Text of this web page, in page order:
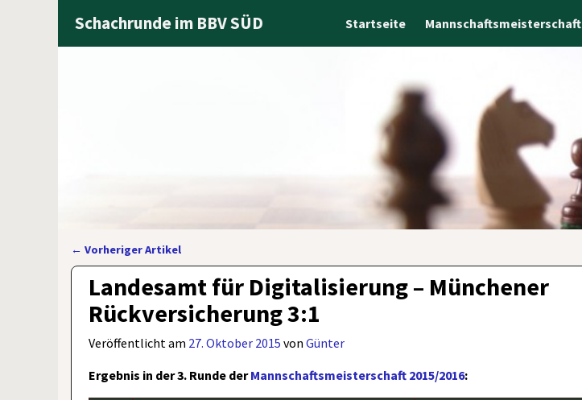
Schachrunde im BBV SÜD Startseite Mannschaftsmeisterschaft
Artikelnavigation
← Vorheriger Artikel
Landesamt für Digitalisierung – Münchener
Rückversicherung 3:1
Veröffentlicht am 27. Oktober 2015 vonGünter
Ergebnis in der 3. Runde derMannschaftsmeisterschaft 2015/2016: